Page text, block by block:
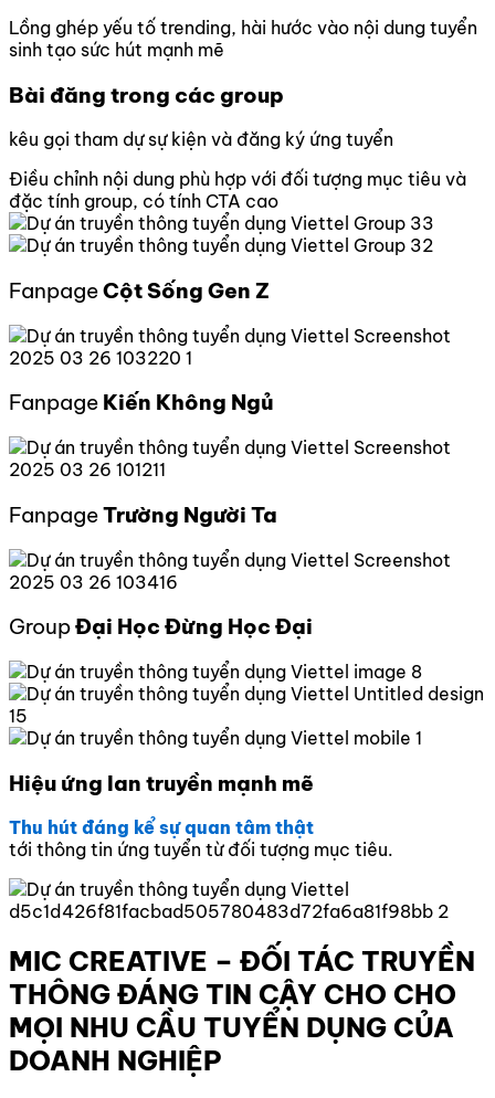
Lồng ghép yếu tố trending, hài hước vào nội dung tuyển
sinh tạo sức hút mạnh mẽ
Bài đăng trong các group
kêu gọi tham dự sự kiện và đăng ký ứng tuyển
Điều chỉnh nội dung phù hợp với đối tượng mục tiêu và
đặc tính group, có tính CTA cao
FanpageCột Sống Gen Z
Fanpage Kiến Không Ngủ
FanpageTrường Người Ta
GroupĐại Học Đừng Học Đại
Hiệu ứng lan truyền mạnh mẽ
Thu hút đáng kể sự quan tâm thật
tới thông tin ứng tuyển từ đối tượng mục tiêu.
MIC CREATIVE – ĐỐI TÁC TRUYỀN
THÔNG ĐÁNG TIN CẬY CHO CHO
MỌI NHU CẦU TUYỂN DỤNG CỦA
DOANH NGHIỆP